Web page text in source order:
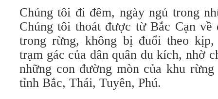
Chúng tôi đi đêm, ngày ngủ trong
Chúng tôi thoát được từ Bắc Cạn về
trong rừng, không bị đuổi theo kịp,
trạm gác của dân quân du kích, nhờ
những con đường mòn của khu
tỉnh Bắc, Thái, Tuyên, Phú.